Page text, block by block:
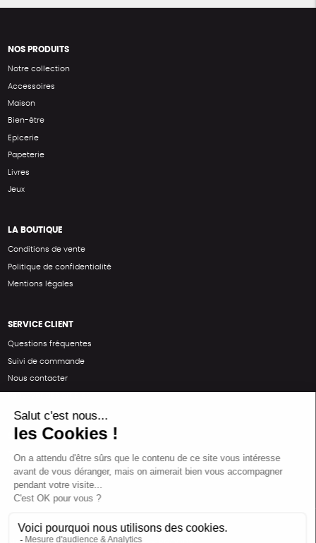
NOS PRODUITS
Notre collection
Accessoires
Maison
Bien-être
Epicerie
Papeterie
Livres
Jeux
LA BOUTIQUE
Conditions de vente
Politique de confidentialité
Mentions légales
SERVICE CLIENT
Questions fréquentes
Suivi de commande
Nous contacter
SUIVEZ-NOUS